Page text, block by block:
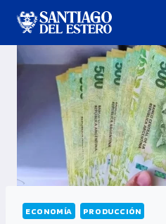
ECONOMÍA PRODUCCIÓN